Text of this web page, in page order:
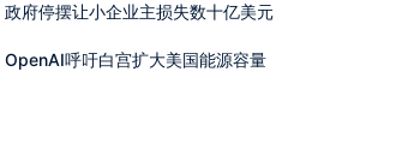
政府停摆让小企业主损失数十亿美元
OpenAI呼吁白宫扩大美国能源容量